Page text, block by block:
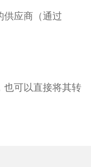
供应商（通过
也可以直接将其转